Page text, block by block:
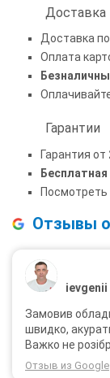
Доставка
Доставка
Оплата
Гарантии
Гарантия от
Бесплатная
Посмотреть
Отзывы о
ievgenii
Замовив
швидко,
Важко не
Отзыв из Google